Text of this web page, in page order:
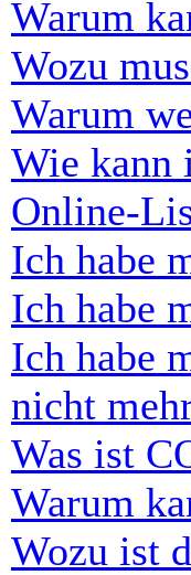
Warum
Wozu
Warum
Wie kann
Online-
Ich habe
Ich habe
Ich habe
nicht
Was ist
Warum
Wozu ist